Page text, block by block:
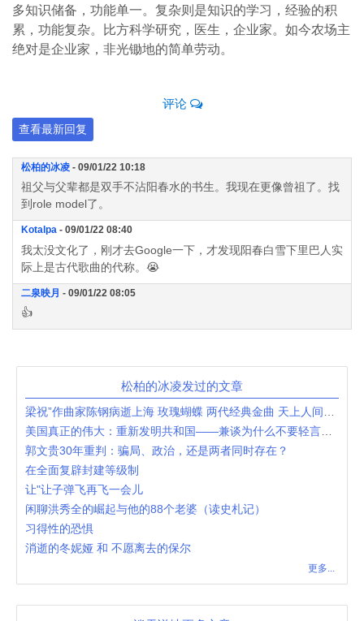
多知识储备，功能单一。复杂则是知识的学习，经验的积
累，功能复杂。比方科学研究，医生，企业家。如今农场主
绝对是企业家，非光锄地的简单劳动。
评论
查看最新回复
松柏的冰凌 - 09/01/22 10:18
祖父与父辈都是双手不沾阳春水的书生。我现在更像曾祖了。找
到role model了。
Kotalpa - 09/01/22 08:40
我太没文化了，刚才去Google一下，才发现阳春白雪下里巴人实
际上是古代歌曲的代称。😭
二泉映月 - 09/01/22 08:05
👍
松柏的冰凌发过的文章
郭文贵30年重判：骗局、政治，还是两者同时存在？
在全面复辟封建等级制
让"让子弹飞再飞一会儿
闲聊洪秀全的崛起与他的88个老婆（读史札记）
习得性的恐惧
消逝的冬妮娅 和 不愿离去的保尔
更多...